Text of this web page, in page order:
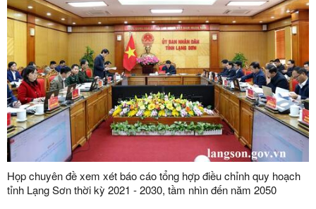
Họp chuyên đề xem xét báo cáo tổng hợp điều chỉnh quy hoạch
tỉnh Lạng Sơn thời kỳ 2021 - 2030, tầm nhìn đến năm 2050